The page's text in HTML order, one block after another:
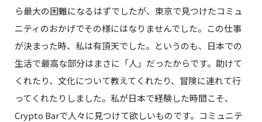
ら最大の困難になるはずでしたが、東京で見つけたコミュ
ニティのおかげでその様にはなりませんでした。この仕事
が決まった時、私は有頂天でした。というのも、日本での
生活で最高な部分はまさに「人」だったからです。助けて
くれたり、文化について教えてくれたり、冒険に連れて行
ってくれたりしました。私が日本で経験した時間こそ、
Crypto Barで人々に見つけて欲しいものです。コミュニテ